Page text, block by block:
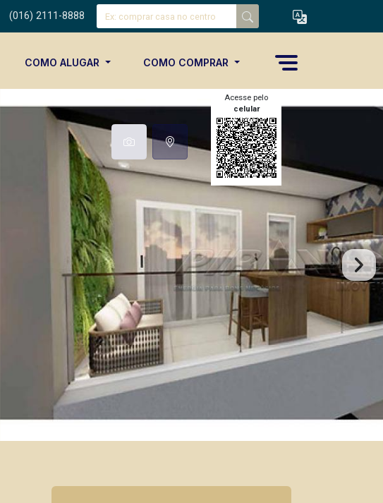
(016) 2111-8888
COMO ALUGAR COMO COMPRAR
Acesse pelo
celular